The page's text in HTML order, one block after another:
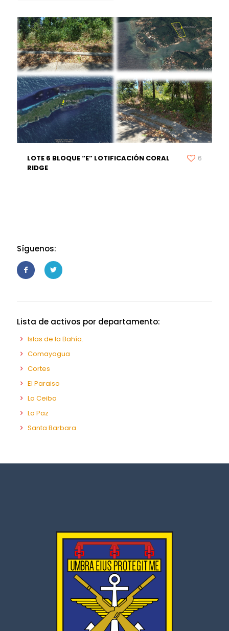
LOTE 6 BLOQUE “E” LOTIFICACIÓN CORAL
RIDGE
6
Síguenos:
Lista de activos por departamento:
Islas de la Bahía.
Comayagua
Cortes
El Paraiso
La Ceiba
La Paz
Santa Barbara